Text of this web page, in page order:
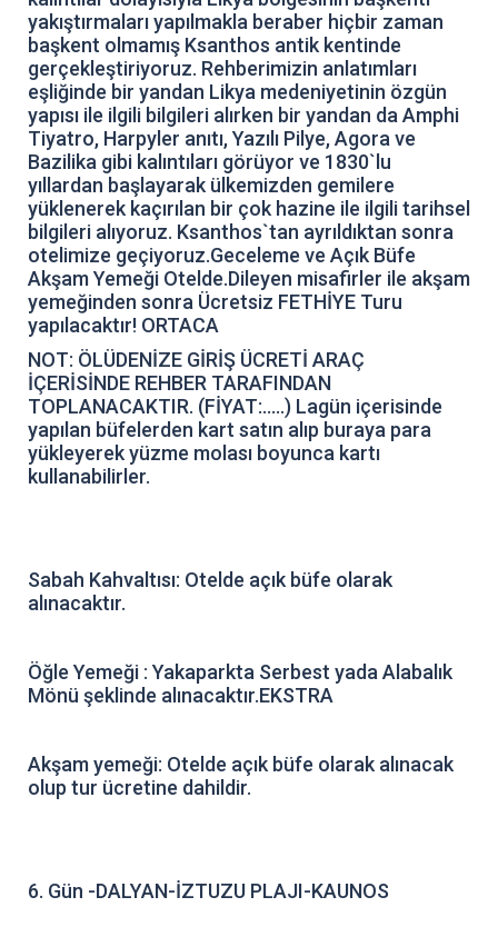
yakıştırmaları yapılmakla beraber hiçbir zaman
başkent olmamış Ksanthos antik kentinde
gerçekleştiriyoruz. Rehberimizin anlatımları
eşliğinde bir yandan Likya medeniyetinin özgün
yapısı ile ilgili bilgileri alırken bir yandan da Amphi
Tiyatro, Harpyler anıtı, Yazılı Pilye, Agora ve
Bazilika gibi kalıntıları görüyor ve 1830`lu
yıllardan başlayarak ülkemizden gemilere
yüklenerek kaçırılan bir çok hazine ile ilgili tarihsel
bilgileri alıyoruz. Ksanthos`tan ayrıldıktan sonra
otelimize geçiyoruz.Geceleme ve Açık Büfe
Akşam Yemeği Otelde.Dileyen misafirler ile akşam
yemeğinden sonra Ücretsiz FETHİYE Turu
yapılacaktır! ORTACA
NOT: ÖLÜDENİZE GİRİŞ ÜCRETİ ARAÇ
İÇERİSİNDE REHBER TARAFINDAN
TOPLANACAKTIR. (FİYAT:.....) Lagün içerisinde
yapılan büfelerden kart satın alıp buraya para
yükleyerek yüzme molası boyunca kartı
kullanabilirler.
Sabah Kahvaltısı: Otelde açık büfe olarak
alınacaktır.
Öğle Yemeği : Yakaparkta Serbest yada Alabalık
Mönü şeklinde alınacaktır.EKSTRA
Akşam yemeği: Otelde açık büfe olarak alınacak
olup tur ücretine dahildir.
6. Gün -DALYAN-İZTUZU PLAJI-KAUNOS